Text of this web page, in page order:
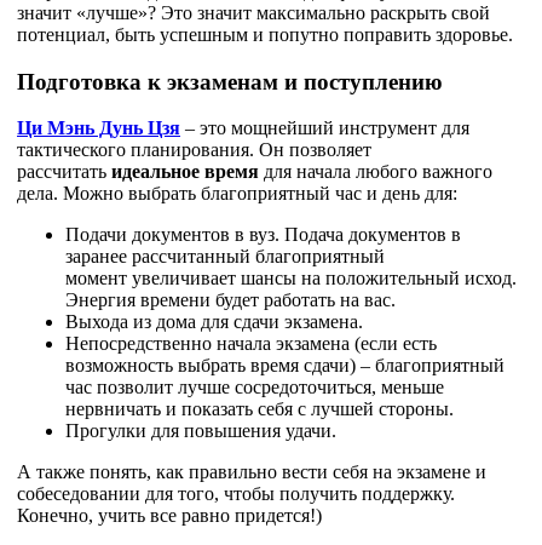
значит «лучше»? Это значит максимально раскрыть свой
потенциал, быть успешным и попутно поправить здоровье.
Подготовка к экзаменам и поступлению
Ци Мэнь Дунь Цзя – это мощнейший инструмент для
тактического планирования. Он позволяет
рассчитать идеальное время для начала любого важного
дела. Можно выбрать благоприятный час и день для:
Подачи документов в вуз. Подача документов в
заранее рассчитанный благоприятный
момент увеличивает шансы на положительный исход.
Энергия времени будет работать на вас.
Выхода из дома для сдачи экзамена.
Непосредственно начала экзамена (если есть
возможность выбрать время сдачи) – благоприятный
час позволит лучше сосредоточиться, меньше
нервничать и показать себя с лучшей стороны.
Прогулки для повышения удачи.
А также понять, как правильно вести себя на экзамене и
собеседовании для того, чтобы получить поддержку.
Конечно, учить все равно придется!)